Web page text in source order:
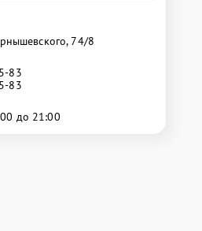
74/8
83
83
до 21:00